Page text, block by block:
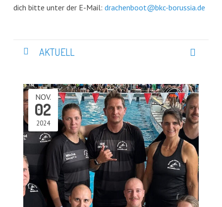
dich bitte unter der E-Mail: drachenboot@bkc-borussia.de
AKTUELL
NOV.
02
2024